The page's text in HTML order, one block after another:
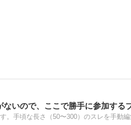
ないので、ここで勝手に参加する
。手頃な長さ（50〜300）のスレを手動